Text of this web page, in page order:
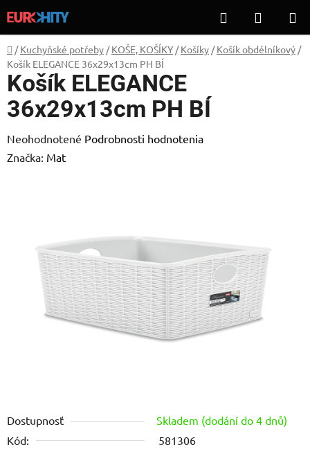
na
obsah
Hľadať
KOŠÍK
Domov
/ Kuchyňské potřeby / KOŠE, KOŠÍKY / Košíky / Košík obdélníkový /
Košík ELEGANCE 36x29x13cm PH BÍ
Dostupnosť
Skladem (dodání do 4 dnů)
Kód:
581306
Košík ELEGANCE
36x29x13cm PH BÍ
Priemerné
hodnotenie
hviezdičiek.
Neohodnotené Podrobnosti hodnotenia
Značka: Mat